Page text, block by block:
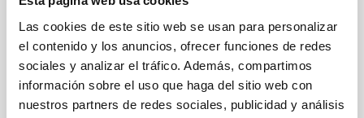
Las cookies de este sitio web se usan para personalizar
el contenido y los anuncios, ofrecer funciones de redes
sociales y analizar el tráfico. Además, compartimos
información sobre el uso que haga del sitio web con
nuestros partners de redes sociales, publicidad y análisis
hemispheres and using a new photometric
technique. This technique uses a region far enough
from the lens system to accurately determine the
sky background level
Shalyapin, V. N. et al.